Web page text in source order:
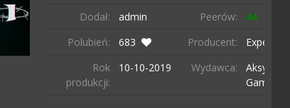
Dodał:
admin Peerów:
44
Polubień:
683 Producent:
Experience
Rok
produkcji:
10-10-2019 Wydawca:
Aksys
Games